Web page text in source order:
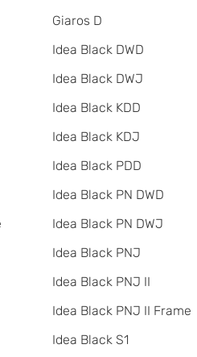
Giaros D
Idea Black DWD
Idea Black DWJ
Idea Black KDD
Idea Black KDJ
Idea Black PDD
Idea Black PN DWD
Idea Black PN DWJ
Idea Black PNJ
Idea Black PNJ II
Idea Black PNJ II Frame
Idea Black S1